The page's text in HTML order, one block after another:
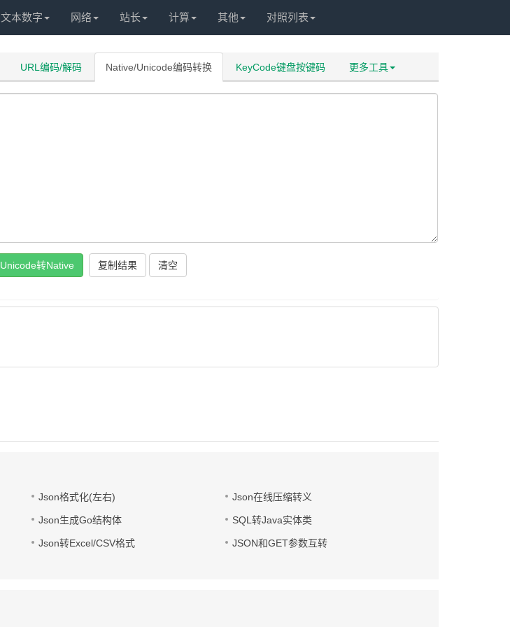
文本数字 网络 站长 计算 其他 对照列表
URL编码/解码 Native/Unicode编码转换 KeyCode键盘按键码 更多工具
Unicode转Native 复制结果
Json格式化(左右) Json在线压缩转义
Json生成Go结构体 SQL转Java实体类
Json转Excel/CSV格式 JSON和GET参数互转